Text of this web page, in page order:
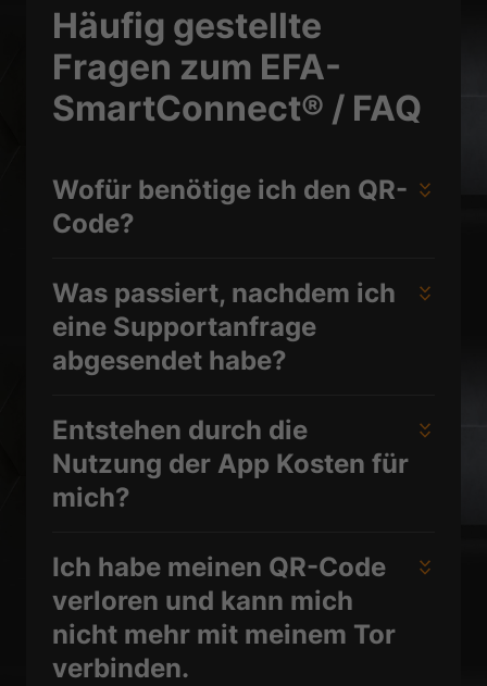
Häufig gestellte
Fragen zum EFA-
SmartConnect® / FAQ
Wofür benötige ich den QR-
Code?
Was passiert, nachdem ich
eine Supportanfrage
abgesendet habe?
Entstehen durch die
Nutzung der App Kosten für
mich?
Ich habe meinen QR-Code
verloren und kann mich
nicht mehr mit meinem Tor
verbinden.